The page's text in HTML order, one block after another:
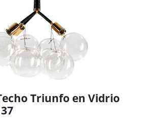
Triunfo en Vidrio